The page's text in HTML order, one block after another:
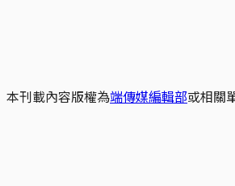
本刊載內容版權為端傳媒編輯部或相關